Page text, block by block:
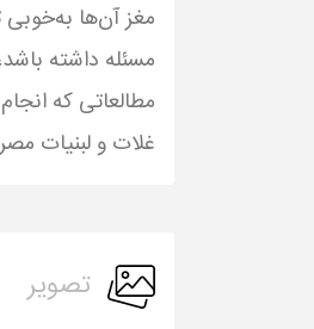
مغز آن‌ها به‌خوبی
مسئله داشته
مطالعاتی که
غلات و لبنیات
تصویر